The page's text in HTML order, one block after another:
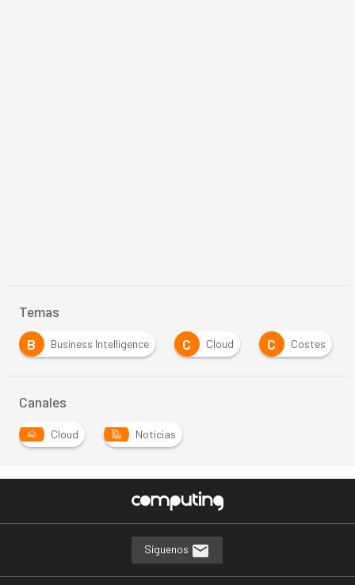
Temas
B
Business Intelligence C Cloud C Costes
Canales
Cloud Noticias
Síguenos